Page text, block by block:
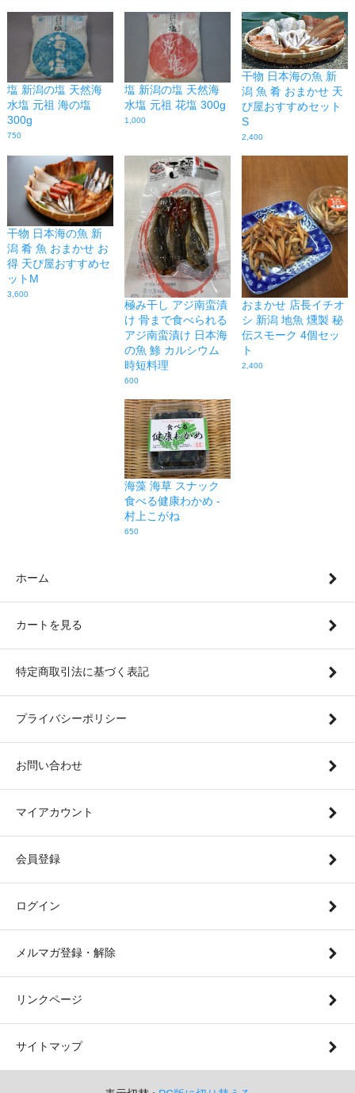
塩 新潟の塩 天然海
水塩 元祖 海の塩
300g
750
塩 新潟の塩 天然海
水塩 元祖 花塩 300g
1,000
干物 日本海の魚 新
潟 魚 肴 おまかせ 天
ぴ屋おすすめセット
S
2,400
干物 日本海の魚 新
潟 肴 魚 おまかせ お
得 天ぴ屋おすすめセ
ットM
3,600
極み干し アジ南蛮漬
け 骨まで食べられる
アジ南蛮漬け 日本海
の魚 鯵 カルシウム
時短料理
600
おまかせ 店長イチオ
シ 新潟 地魚 燻製 秘
伝スモーク 4個セッ
ト
2,400
海藻 海草 スナック
食べる健康わかめ -
村上こがね
650
ホーム
カートを見る
特定商取引法に基づく表記
プライバシーポリシー
お問い合わせ
マイアカウント
会員登録
ログイン
メルマガ登録・解除
リンクページ
サイトマップ